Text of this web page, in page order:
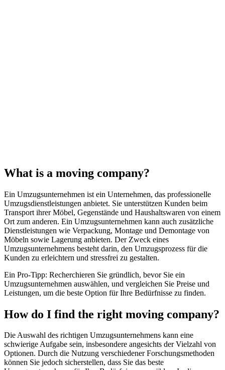
What is a moving company?
Ein Umzugsunternehmen ist ein Unternehmen, das professionelle
Umzugsdienstleistungen anbietet. Sie unterstützen Kunden beim
Transport ihrer Möbel, Gegenstände und Haushaltswaren von einem
Ort zum anderen. Ein Umzugsunternehmen kann auch zusätzliche
Dienstleistungen wie Verpackung, Montage und Demontage von
Möbeln sowie Lagerung anbieten. Der Zweck eines
Umzugsunternehmens besteht darin, den Umzugsprozess für die
Kunden zu erleichtern und stressfrei zu gestalten.
Ein Pro-Tipp: Recherchieren Sie gründlich, bevor Sie ein
Umzugsunternehmen auswählen, und vergleichen Sie Preise und
Leistungen, um die beste Option für Ihre Bedürfnisse zu finden.
How do I find the right moving company?
Die Auswahl des richtigen Umzugsunternehmens kann eine
schwierige Aufgabe sein, insbesondere angesichts der Vielzahl von
Optionen. Durch die Nutzung verschiedener Forschungsmethoden
können Sie jedoch sicherstellen, dass Sie das beste